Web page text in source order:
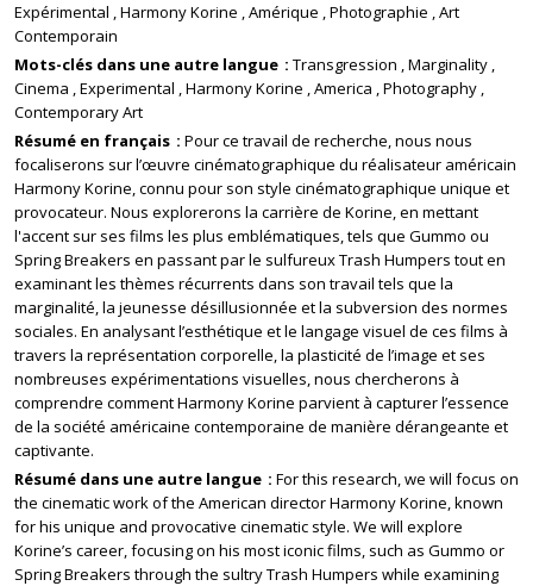
Expérimental Harmony Korine Amérique Photographie Art
Contemporain
Mots-clés dans une autre langue
Transgression Marginality
Cinema Experimental Harmony Korine America Photography
Contemporary Art
Résumé en français
Pour ce travail de recherche, nous nous
focaliserons sur l’œuvre cinématographique du réalisateur américain
Harmony Korine, connu pour son style cinématographique unique et
provocateur. Nous explorerons la carrière de Korine, en mettant
l'accent sur ses films les plus emblématiques, tels que Gummo ou
Spring Breakers en passant par le sulfureux Trash Humpers tout en
examinant les thèmes récurrents dans son travail tels que la
marginalité, la jeunesse désillusionnée et la subversion des normes
sociales. En analysant l’esthétique et le langage visuel de ces films à
travers la représentation corporelle, la plasticité de l’image et ses
nombreuses expérimentations visuelles, nous chercherons à
comprendre comment Harmony Korine parvient à capturer l’essence
de la société américaine contemporaine de manière dérangeante et
captivante.
Résumé dans une autre langue
For this research, we will focus on
the cinematic work of the American director Harmony Korine, known
for his unique and provocative cinematic style. We will explore
Korine’s career, focusing on his most iconic films, such as Gummo or
Spring Breakers through the sultry Trash Humpers while examining